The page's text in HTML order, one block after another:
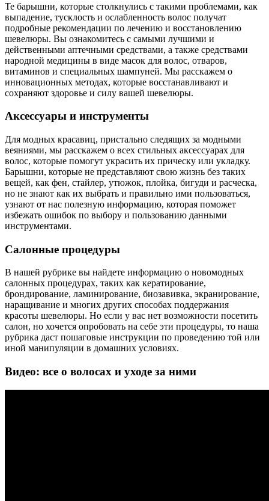
Те барышни, которые столкнулись с такими проблемами, как
выпадение, тусклость и ослабленность волос получат
подробные рекомендации по лечению и восстановлению
шевелюры. Вы ознакомитесь с самыми лучшими и
действенными аптечными средствами, а также средствами
народной медицины в виде масок для волос, отваров,
витаминов и специальных шампуней. Мы расскажем о
инновационных методах, которые восстанавливают и
сохраняют здоровье и силу вашей шевелюры.
Аксессуары и инструменты
Для модных красавиц, пристально следящих за модными
веяниями, мы расскажем о всех стильных аксессуарах для
волос, которые помогут украсить их прическу или укладку.
Барышни, которые не представляют свою жизнь без таких
вещей, как фен, стайлер, утюжок, плойка, бигуди и расческа,
но не знают как их выбрать и правильно ими пользоваться,
узнают от нас полезную информацию, которая поможет
избежать ошибок по выбору и пользованию данными
инструментами.
Салонные процедуры
В нашей рубрике вы найдете информацию о новомодных
салонных процедурах, таких как кератирование,
брондирование, ламинирование, биозавивка, экранирование,
наращивание и многих других способах поддержания
красоты шевелюры. Но если у вас нет возможности посетить
салон, но хочется опробовать на себе эти процедуры, то наша
рубрика даст пошаговые инструкции по проведению той или
иной манипуляции в домашних условиях.
Видео: все о волосах и уходе за ними